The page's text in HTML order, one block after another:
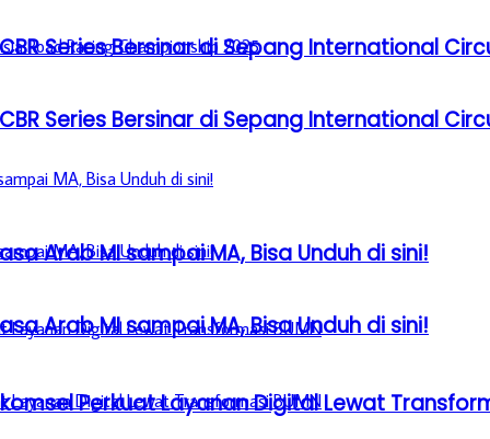
Series Bersinar di Sepang International
Arab MI sampai MA, Bisa Unduh di sini!
Perkuat Layanan Digital Lewat
Series Bersinar di Sepang International
Arab MI sampai MA, Bisa Unduh di sini!